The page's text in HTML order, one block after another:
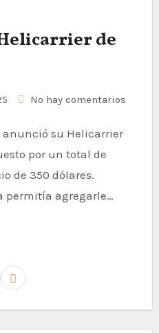
de
No hay comentarios
por un total de
de 350 dólares.
permitía agregarle…